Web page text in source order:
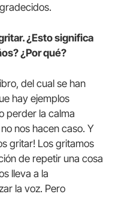
¿Esto significa
¿Por qué?
del cual se han
hay ejemplos
perder la calma
nos hacen caso. Y
gritar! Los gritamos
de repetir una cosa
lleva a la
la voz. Pero